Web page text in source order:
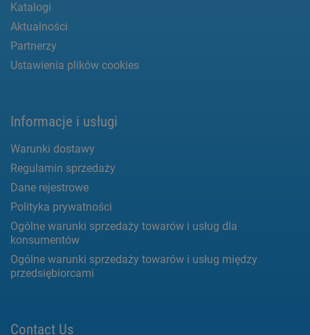
Katalogi
Aktualności
Partnerzy
Ustawienia plików cookies
Informacje i usługi
Warunki dostawy
Regulamin sprzedaży
Dane rejestrowe
Polityka prywatności
Ogólne warunki sprzedaży towarów i usług dla
konsumentów
Ogólne warunki sprzedaży towarów i usług między
przedsiębiorcami
Contact Us